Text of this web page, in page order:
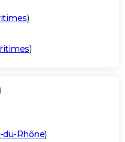
)
)
du-Rhône)